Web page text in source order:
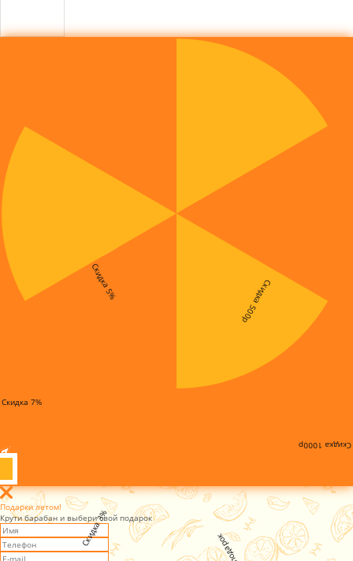
Скидка 3%
Скидка 7%
Скидка 5% Скидка 500р
Скидка 1000р
Подарки летом!
Крути барабан и выбери свой подарок